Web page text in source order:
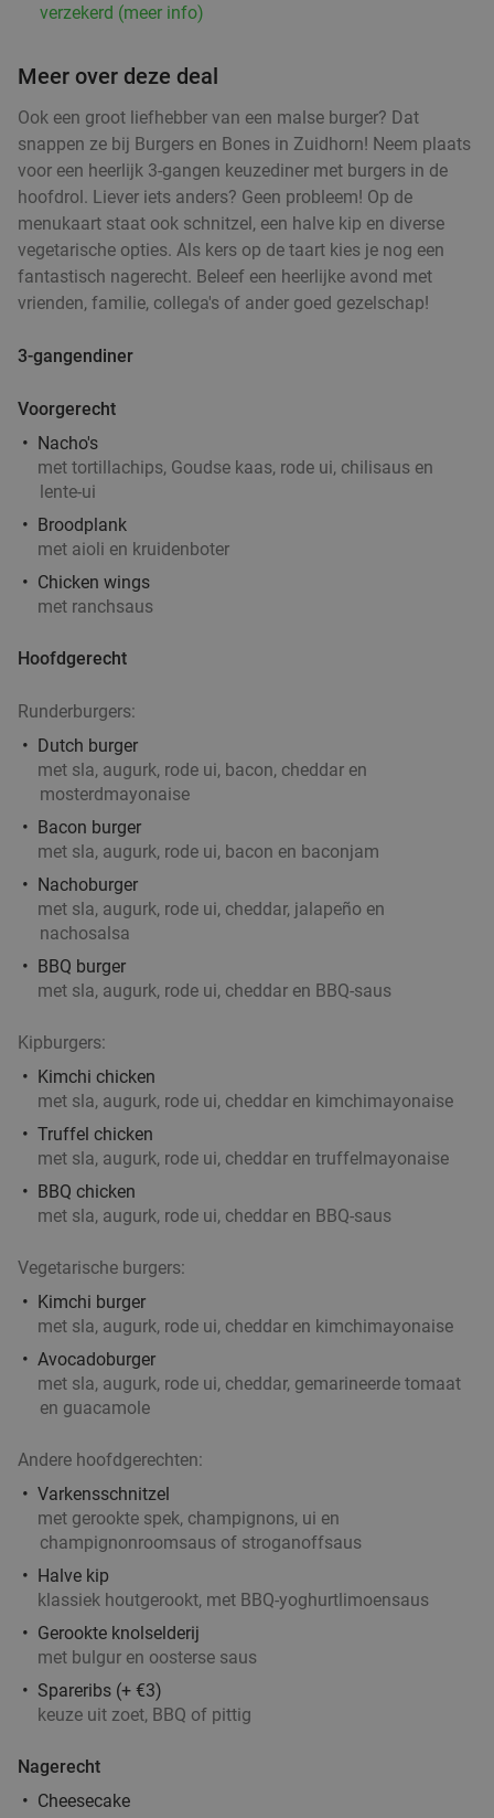
Vandaag Morgen Di
WERKMAN
Groningen 1 min.directions_walk
Verkocht: 824 Regulier €49 ,35
€29
38%
3-gangen keuzediner bij Feithhuis in hartje
Vandaag Morgen
Feithhuis
Verkocht: 165 Regulier €44,50
3-gangen shared dining-diner in Groningen
Vandaag Morgen
Wijck
Verkocht: 522
Cocktailproeverij of bierproeverij + snacks bij
Partycafé de Doos
Morgen Di Wo Do Vr
Za
Partycafé de Doos
Groningen
Verkocht: 49
2-gangen keuzelunch in hartje Groningen
Morgen Di Do Vr
Za
Delishy
Groningen
Verkocht: 52
33%
Lunchgerecht + homemade lemonade of
gebak + warme drank naar keuze
Vandaag Morgen
Barista Cafe Oude Ebbingestraat
Groningen
Verkocht: 2.172 Regulier
Fiesta Tapas Toren bij La Cubanita
Morgen Di Wo Do
Vr
Groningen
Verkocht: 71
verzekerd (meer info)
Meer over deze deal
Ook een groot liefhebber van een malse burger? Dat
snappen ze bij Burgers en Bones in Zuidhorn! Neem plaats
voor een heerlijk 3-gangen keuzediner met burgers in de
hoofdrol. Liever iets anders? Geen probleem! Op de
menukaart staat ook schnitzel, een halve kip en diverse
vegetarische opties. Als kers op de taart kies je nog een
fantastisch nagerecht. Beleef een heerlijke avond met
vrienden, familie, collega's of ander goed gezelschap!
3-gangendiner
Voorgerecht
Nacho's
met tortillachips, Goudse kaas, rode ui, chilisaus en
lente-ui
Broodplank
met aioli en kruidenboter
Chicken wings
met ranchsaus
Hoofdgerecht
Runderburgers:
Dutch burger
met sla, augurk, rode ui, bacon, cheddar en
mosterdmayonaise
Bacon burger
met sla, augurk, rode ui, bacon en baconjam
Nachoburger
met sla, augurk, rode ui, cheddar, jalapeño en
nachosalsa
BBQ burger
met sla, augurk, rode ui, cheddar en BBQ-saus
Kipburgers:
Kimchi chicken
met sla, augurk, rode ui, cheddar en kimchimayonaise
Truffel chicken
met sla, augurk, rode ui, cheddar en truffelmayonaise
BBQ chicken
met sla, augurk, rode ui, cheddar en BBQ-saus
Vegetarische burgers:
Kimchi burger
met sla, augurk, rode ui, cheddar en kimchimayonaise
Avocadoburger
met sla, augurk, rode ui, cheddar, gemarineerde tomaat
en guacamole
Andere hoofdgerechten:
Varkensschnitzel
met gerookte spek, champignons, ui en
champignonroomsaus of stroganoffsaus
Halve kip
klassiek houtgerookt, met BBQ-yoghurtlimoensaus
Gerookte knolselderij
met bulgur en oosterse saus
Spareribs (+ €3)
keuze uit zoet, BBQ of pittig
Nagerecht
Cheesecake